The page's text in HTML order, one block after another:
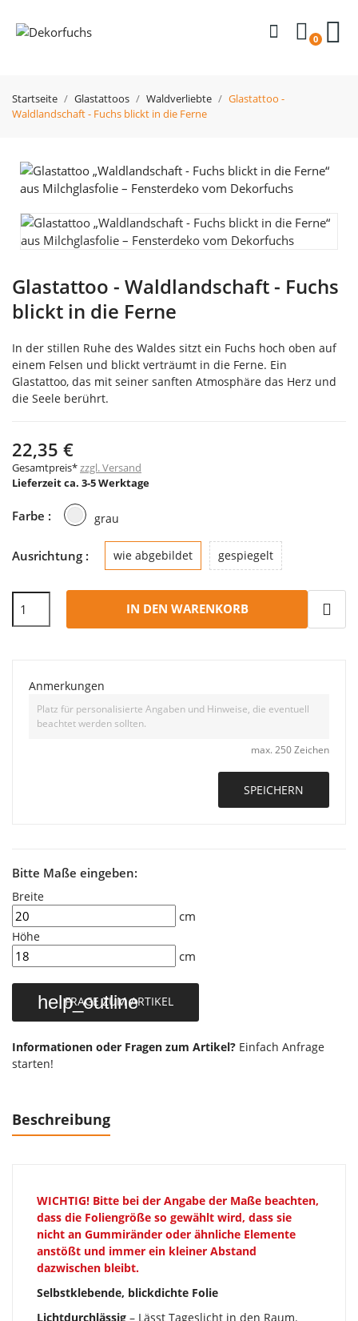
0
Startseite Glastattoos Waldverliebte
Glastattoo -
Waldlandschaft - Fuchs blickt in die Ferne
Glastattoo - Waldlandschaft - Fuchs
blickt in die Ferne
In der stillen Ruhe des Waldes sitzt ein Fuchs hoch oben auf
einem Felsen und blickt verträumt in die Ferne. Ein
Glastattoo, das mit seiner sanften Atmosphäre das Herz und
die Seele berührt.
22,35 €
Gesamtpreis*zzgl. Versand
Lieferzeit ca. 3-5 Werktage
Farbe : graugrau
Ausrichtung : wie abgebildet gespiegelt
IN DEN WARENKORB
Anmerkungen
max. 250 Zeichen
SPEICHERN
Bitte Maße eingeben:
Breite
cm
Höhe
cm
help_outline
FRAGE ZUM ARTIKEL
Informationen oder Fragen zum Artikel? Einfach Anfrage
starten!
Beschreibung
WICHTIG! Bitte bei der Angabe der Maße beachten,
dass die Foliengröße so gewählt wird, dass sie
nicht an Gummiränder oder ähnliche Elemente
anstößt und immer ein kleiner Abstand
dazwischen bleibt.
Selbstklebende, blickdichte Folie
Lichtdurchlässig – Lässt Tageslicht in den Raum.